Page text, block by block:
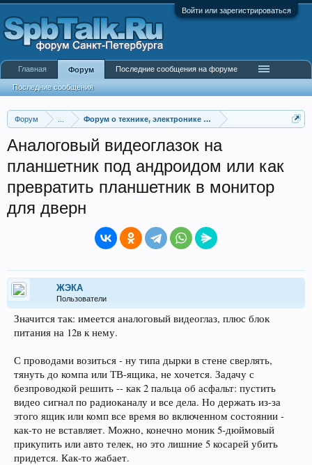
Войти или зарегистрироваться
Форум Форум о технике, электронике и гаджетах
Аналоговый видеоглазок на
планшетник под андроидом или как
превратить планшетник в монитор
для дверн
ЖЭКА
Пользователи
Значится так: имеется аналоговый видеоглаз, плюс блок
питания на 12в к нему.
С проводами возиться - ну типа дырки в стене сверлять,
тянуть до компа или ТВ-ящика, не хочется. Задачу с
безпроводкой решить -- как 2 пальца об асфальт: пустить
видео сигнал по радиоканалу и все дела. Но держать из-за
этого ящик или комп все время во включенном состоянии -
как-то не вставляет. Можно, конечно моник 5-дюймовый
прикупить или авто телек, но это лишние 5 косарей убить
придется. Как-то жабает.
Главная Форум
Последние сообщения
Последние сообщения на форуме